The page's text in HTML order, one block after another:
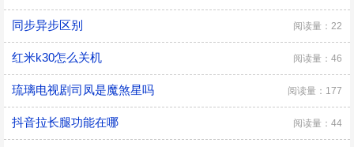
同步异步区别 阅读量：22
红米k30怎么关机 阅读量：46
琉璃电视剧司凤是魔煞星吗 阅读量：177
抖音拉长腿功能在哪 阅读量：44